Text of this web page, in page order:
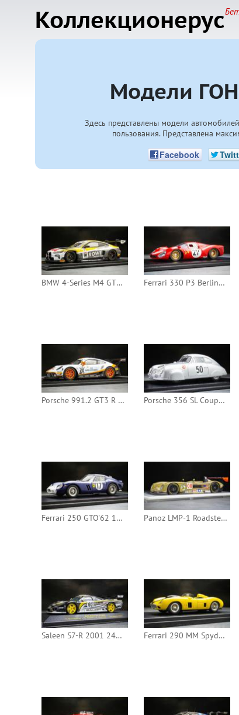
Коллекционерус
Модели
Здесь представлены модели
пользования. Представлена
Facebook
BMW 4-Series M4 GT3 2023 24h Spa #98 (Spark) Ferrari 330 P3 Berlinetta 1966 24h Le Mans #21 (Red Line)
Porsche 991.2 GT3 R 2019 24h Spa #20 (Spark) Porsche 356 SL Coupe 1952 24h Le Mans #50 (Spark)
Ferrari 250 GTO'62 1962 24h Le Mans #17 (Red Line) Panoz LMP-1 Roadster S 2002 12h Sebring #00 (Minichamps)
Saleen S7-R 2001 24h Le Mans #60 (IXO) Ferrari 290 MM Spyder Scaglietti 1956 (Heco)